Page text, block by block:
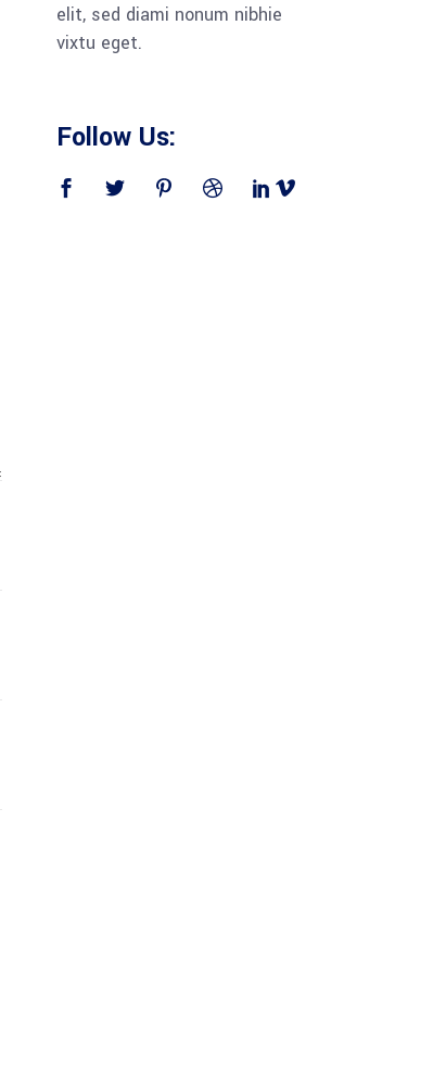
elit, sed diami nonum nibhie
vixtu eget.
Follow Us: